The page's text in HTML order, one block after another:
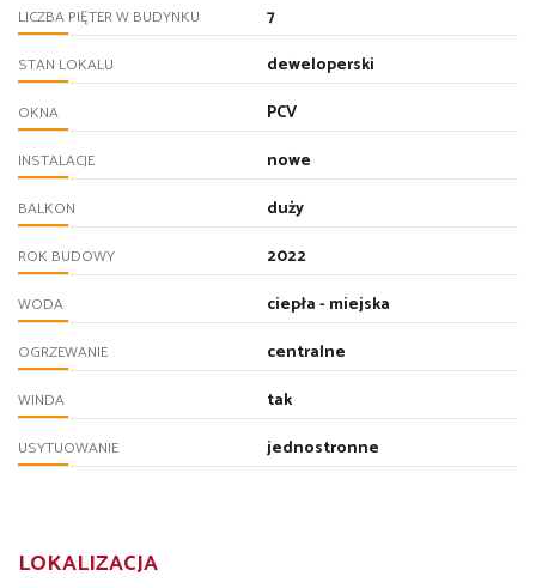
LICZBA PIĘTER W BUDYNKU 7
STAN LOKALU deweloperski
OKNA PCV
INSTALACJE nowe
BALKON duży
ROK BUDOWY 2022
WODA ciepła - miejska
OGRZEWANIE centralne
WINDA tak
USYTUOWANIE jednostronne
LOKALIZACJA